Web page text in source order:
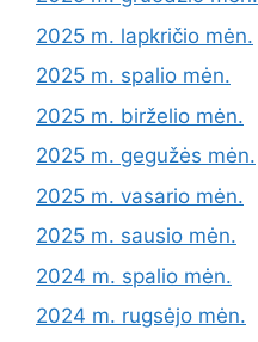
2025 m. lapkričio mėn.
2025 m. spalio mėn.
2025 m. birželio mėn.
2025 m. gegužės mėn.
2025 m. vasario mėn.
2025 m. sausio mėn.
2024 m. spalio mėn.
2024 m. rugsėjo mėn.